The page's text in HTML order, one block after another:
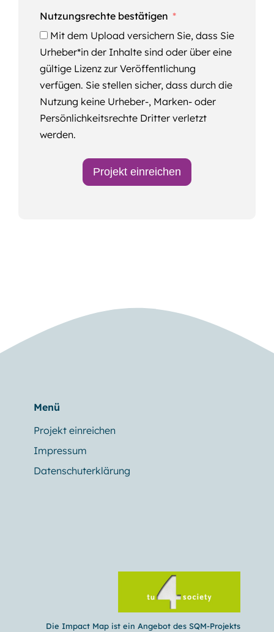
Nutzungsrechte bestätigen
Mit dem Upload versichern Sie, dass Sie
Urheber*in der Inhalte sind oder über eine
gültige Lizenz zur Veröffentlichung
verfügen. Sie stellen sicher, dass durch die
Nutzung keine Urheber-, Marken- oder
Persönlichkeitsrechte Dritter verletzt
werden.
Projekt einreichen
Menü
Projekt einreichen
Impressum
Datenschuterklärung
Die Impact Map ist ein Angebot des SQM-Projekts